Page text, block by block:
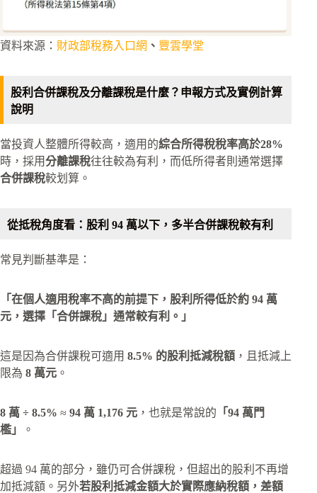
資料來源： 財政部稅務入口網 、 豐雲學堂
股利合併課稅及分離課稅是什麼？申報方式及實例計算
說明
當投資人整體所得較高，適用的綜合所得稅稅率高於28%
時，採用分離課稅往往較為有利，而低所得者則通常選擇
合併課稅較划算。
從抵稅角度看：股利 94 萬以下，多半合併課稅較有利
常見判斷基準是：
「在個人適用稅率不高的前提下，股利所得低於約 94 萬
元，選擇「合併課稅」通常較有利。」
這是因為合併課稅可適用 8.5% 的股利抵減稅額 ，且抵減上
限為 8 萬元 。
8 萬 ÷ 8.5% ≈ 94 萬 1,176 元 ，也就是常說的 「94 萬門
檻」
。
超過 94 萬的部分，雖仍可合併課稅，但超出的股利不再增
加抵減額。另外若股利抵減金額大於實際應納稅額，差額